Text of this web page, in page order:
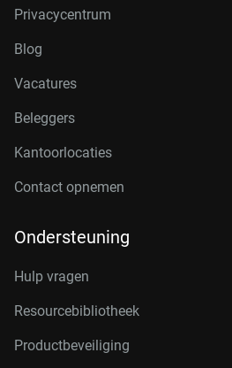
Privacycentrum
Blog
Vacatures
Beleggers
Kantoorlocaties
Contact opnemen
Ondersteuning
Hulp vragen
Resourcebibliotheek
Productbeveiliging